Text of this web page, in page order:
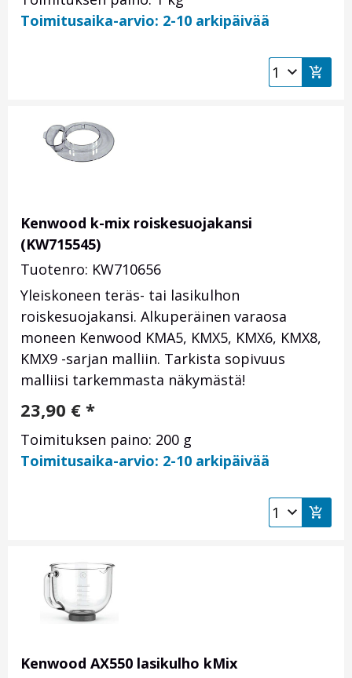
Toimitusaika-arvio: 2-10 arkipäivää
Kenwood k-mix roiskesuojakansi
(KW715545)
Tuotenro: KW710656
Yleiskoneen teräs- tai lasikulhon
roiskesuojakansi. Alkuperäinen varaosa
moneen Kenwood KMA5, KMX5, KMX6, KMX8,
KMX9 -sarjan malliin. Tarkista sopivuus
malliisi tarkemmasta näkymästä!
23,90 € *
Toimituksen paino: 200 g
Toimitusaika-arvio: 2-10 arkipäivää
Kenwood AX550 lasikulho kMix